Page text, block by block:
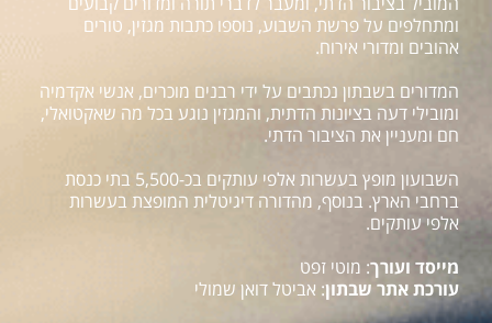
ומתחלפים על פרשת השבוע, נוספו כתבות מגזין, טורים
אהובים ומדורי אירוח.
המדורים בשבתון נכתבים על ידי רבנים מוכרים, אנשי אקדמיה
ומובילי דעה בציונות הדתית, והמגזין נוגע בכל מה שאקטואלי,
חם ומעניין את הציבור הדתי.
השבועון מופץ בעשרות אלפי עותקים בכ-5,500 בתי כנסת
ברחבי הארץ. בנוסף, מהדורה דיגיטלית המופצת בעשרות
אלפי עותקים.
מייסד ועורך: מוטי זפט
עורכת אתר שבתון: אביטל דואן שמולי